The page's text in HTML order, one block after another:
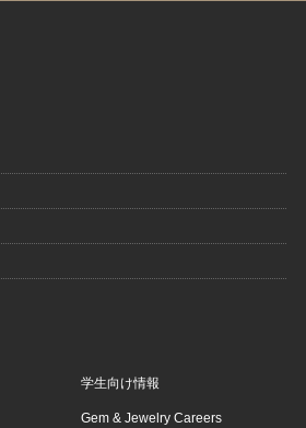
学生向け情報
Gem & Jewelry Careers